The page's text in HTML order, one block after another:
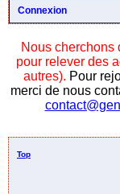
Connexion
Nous cherchons
pour relever des
autres). Pour
merci de nous
Top